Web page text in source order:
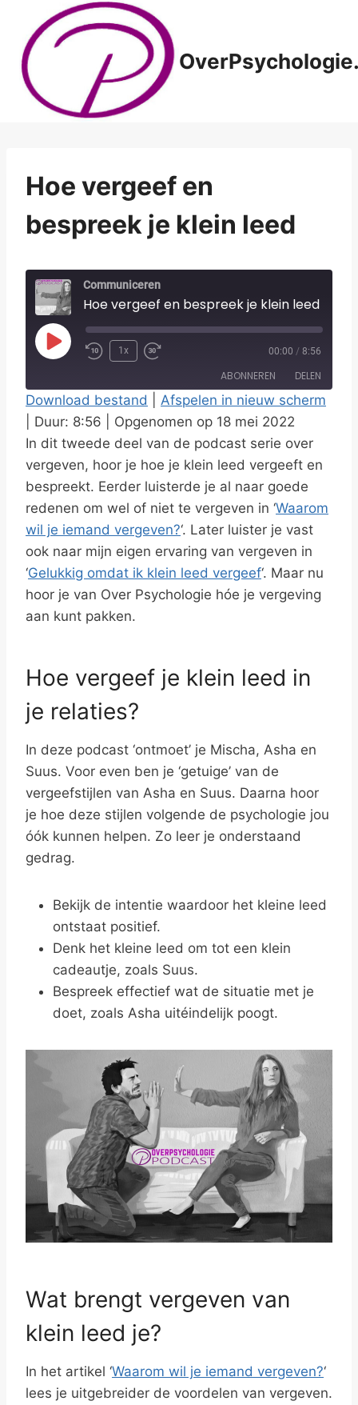
Doorgaan
inhoud
Hoe vergeef en
bespreek je klein leed
Communiceren
Hoe vergeef en bespreek je klein leed
P
a
y
E
p
i
s
o
d
e
1x 00:00 / 8:56
ABONNEREN DELEN
RSS FEED
DELEN
EMBED
Download bestand
Afspelen in nieuw scherm
Duur: 8:56
Opgenomen op 18 mei 2022
In dit tweede deel van de podcast serie over
vergeven, hoor je hoe je klein leed vergeeft en
bespreekt. Eerder luisterde je al naar goede
redenen om wel of niet te vergeven in ‘Waarom
wil je iemand vergeven?‘. Later luister je vast
ook naar mijn eigen ervaring van vergeven in
‘Gelukkig omdat ik klein leed vergeef‘. Maar nu
hoor je van Over Psychologie hóe je vergeving
aan kunt pakken.
Hoe vergeef je klein leed in
je relaties?
In deze podcast ‘ontmoet’ je Mischa, Asha en
Suus. Voor even ben je ‘getuige’ van de
vergeefstijlen van Asha en Suus. Daarna hoor
je hoe deze stijlen volgende de psychologie jou
óók kunnen helpen. Zo leer je onderstaand
gedrag.
Bekijk de intentie waardoor het kleine leed
ontstaat positief.
Denk het kleine leed om tot een klein
cadeautje, zoals Suus.
Bespreek effectief wat de situatie met je
doet, zoals Asha uitéindelijk poogt.
Wat brengt vergeven van
klein leed je?
In het artikel ‘Waarom wil je iemand vergeven?‘
lees je uitgebreider de voordelen van vergeven.